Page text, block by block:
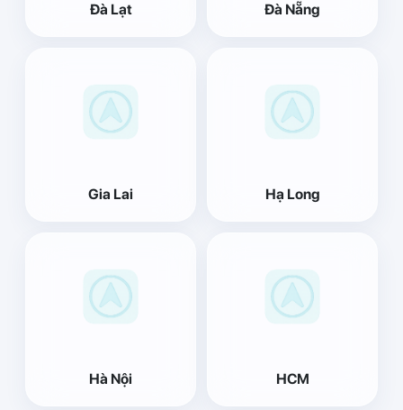
Đà Lạt Đà Nẵng
Gia Lai Hạ Long
Hà Nội HCM